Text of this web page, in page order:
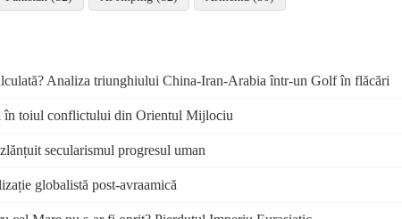
Analiza triunghiului China-Iran-Arabia într-un Golf în flăcări
în toiul conflictului din Orientul Mijlociu
secularismul progresul uman
globalistă post-avraamică